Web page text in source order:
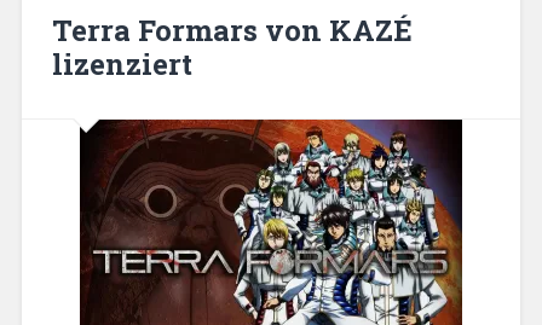
Terra Formars von KAZÉ
lizenziert